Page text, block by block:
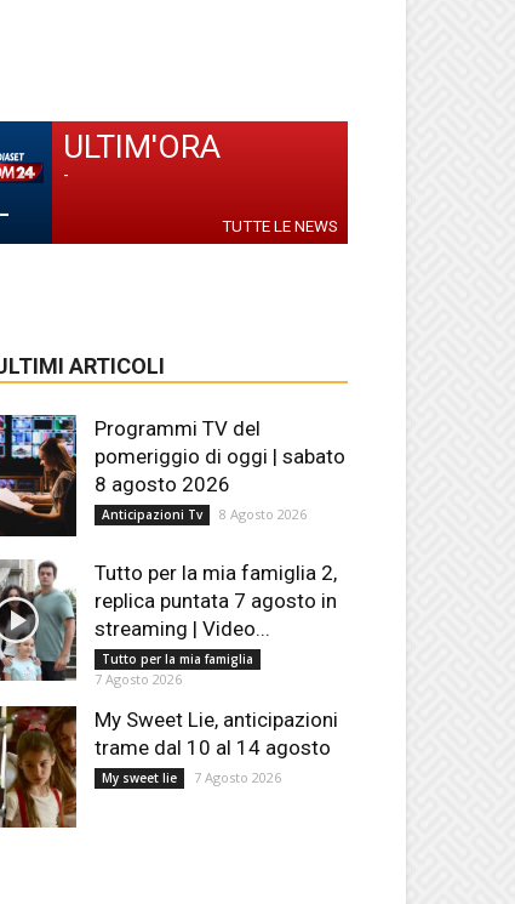
-
ULTIM'ORA
-
TUTTE LE NEWS
ARTICOLI
Programmi TV del
pomeriggio di oggi | sabato
8 agosto 2026
Anticipazioni Tv 8 Agosto 2026
Tutto per la mia famiglia 2,
replica puntata 7 agosto in
streaming | Video...
Tutto per la mia famiglia
7 Agosto 2026
My Sweet Lie, anticipazioni
trame dal 10 al 14 agosto
My sweet lie 7 Agosto 2026